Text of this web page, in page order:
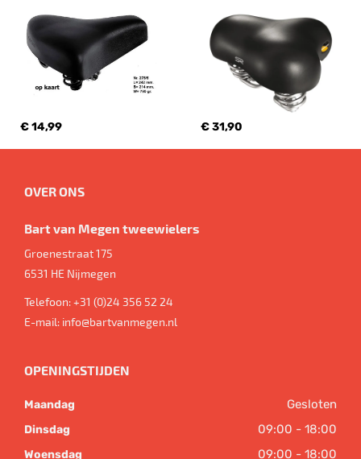
€ 14,99 € 31,90
OVER ONS
Bart van Megen tweewielers
Groenestraat 175
6531 HE Nijmegen
Telefoon:+31 (0)24 356 52 24
E-mail: info@bartvanmegen.nl
OPENINGSTIJDEN
Maandag Gesloten
Dinsdag 09:00 - 18:00
Woensdag 09:00 - 18:00